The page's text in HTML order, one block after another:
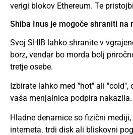
verigi blokov Ethereum. Te
Shiba Inus je mogoče shraniti na
Svoj SHIB lahko shranite v
borz, vendar bo morda bolj
tretje osebe.
Izbirate lahko med "hot" ali "cold",
vaša menjalnica podpira nakazila.
Hladne denarnice so fizični
interneta. trdi disk ali bliskovni